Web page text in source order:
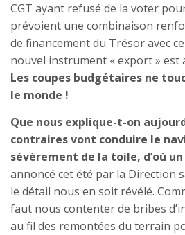
CGT ayant refusé de la voter
prévoient une combinaison
de financement du Trésor avec
nouvel instrument « export » est
Les coupes budgétaires ne
le monde !
Que nous explique-t-on
contraires vont conduire le
sévèrement de la toile, d’où
annoncé cet été par la Direction
le détail nous en soit révélé.
faut nous contenter de bribes
au fil des remontées du terrain